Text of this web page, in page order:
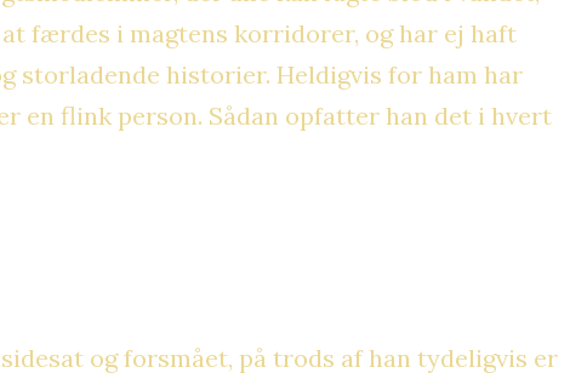
færdes i magtens korridorer, og har ej haft
storladende historier. Heldigvis for ham har
en flink person. Sådan opfatter han det i hvert
og forsmået, på trods af han tydeligvis er